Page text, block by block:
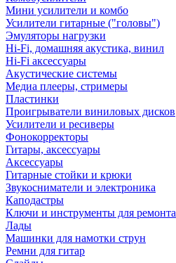
Мини усилители и комбо
Усилители гитарные ("головы")
Эмуляторы нагрузки
Hi-Fi, домашняя акустика, винил
Hi-Fi аксессуары
Акустические системы
Медиа плееры, стримеры
Пластинки
Проигрыватели виниловых дисков
Усилители и ресиверы
Фонокорректоры
Гитары, аксессуары
Аксессуары
Гитарные стойки и крюки
Звукосниматели и электроника
Каподастры
Ключи и инструменты для ремонта
Лады
Машинки для намотки струн
Ремни для гитар